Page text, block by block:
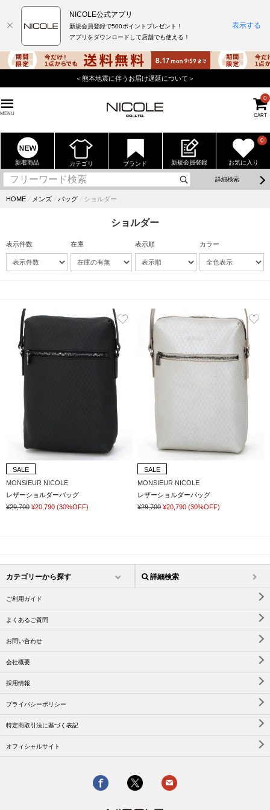
＜熊本地震に伴うお届け遅延について＞
MENU CART
0
新着商品 カテゴリ ブランド 新規会員登録 お気に入り
0
詳細検索
HOME ⁄ メンズ ⁄ バッグ ⁄ ショルダー
ショルダー
表示件数 在庫 表示順 カラー
SALE
MONSIEUR NICOLE
レザーショルダーバッグ
¥29,700 ¥20,790 (30%OFF)
SALE
MONSIEUR NICOLE
レザーショルダーバッグ
¥29,700 ¥20,790 (30%OFF)
カテゴリーから探す 詳細検索
ご利用ガイド
よくあるご質問
お問い合わせ
会社概要
採用情報
プライバシーポリシー
特定商取引法に基づく表記
オフィシャルサイト
NICOLE公式アプリ
新規会員登録で500ポイントプレゼント！
アプリをダウンロードして店舗でも使える！
表示する